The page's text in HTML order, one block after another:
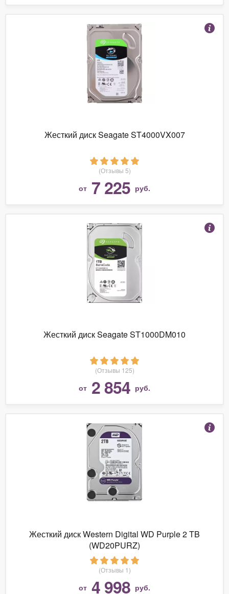
Жесткий диск Seagate ST4000VX007
(Отзывы 5)
от 7 225 руб.
Жесткий диск Seagate ST1000DM010
(Отзывы 125)
от 2 854 руб.
Жесткий диск Western Digital WD Purple 2 TB
(WD20PURZ)
(Отзывы 1)
от 4 998 руб.